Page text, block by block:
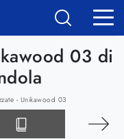
03 di
- Unikawood 03